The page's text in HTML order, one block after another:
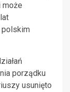
może
porządku
usunięto